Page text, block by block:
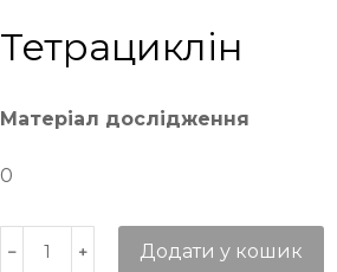
Тетрациклін
Матеріал дослідження
0
Додати у кошик